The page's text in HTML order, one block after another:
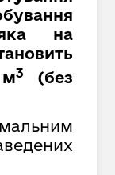
на
3
(без